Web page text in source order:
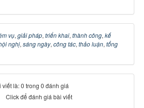
vụ, giải pháp, triển khai, thành công, kế
nghị, sáng ngày, công tác, thảo luận, tổng
là: 0 trong 0 đánh giá
Click để đánh giá bài viết